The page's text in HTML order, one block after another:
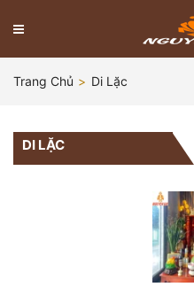
Trang Chủ Di Lặc
DI LẶC